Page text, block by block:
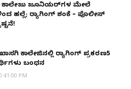
ಕಾಲೇಜು ಜೂನಿಯರ್‌ಗಳ ಮೇಲೆ
ಹಲ್ಲೆ; ರ‌್ಯಾಗಿಂಗ್ ಶಂಕೆ – ಪೊಲೀಸ್
ಕಾಲೇಜಿನಲ್ಲಿ ರ‌್ಯಾಗಿಂಗ್ ಪ್ರಕರಣ5
ಬಂಧನ
PM